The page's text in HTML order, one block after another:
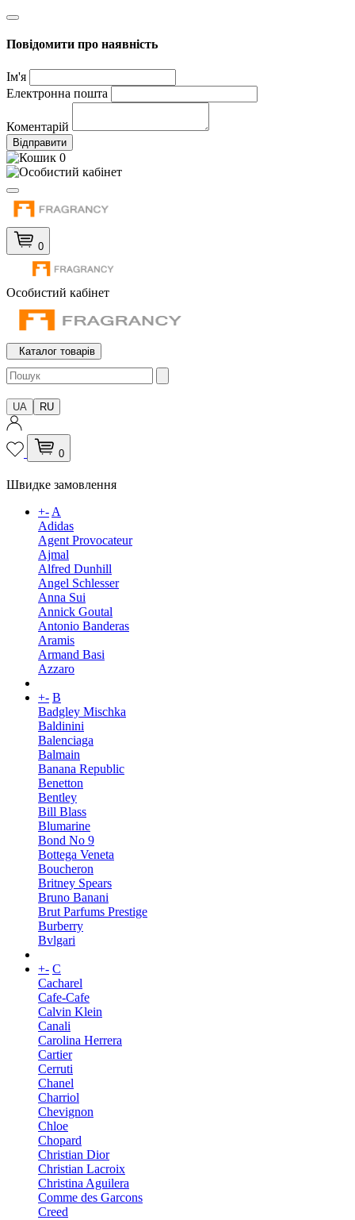
Повідомити про наявність
Ім'я
Електронна пошта
Коментарій
Відправити
0
0
Особистий кабінет
Каталог товарів
UA RU
0
Швидке замовлення
+-A
Adidas
Agent Provocateur
Ajmal
Alfred Dunhill
Angel Schlesser
Anna Sui
Annick Goutal
Antonio Banderas
Aramis
Armand Basi
Azzaro
+- B
Badgley Mischka
Baldinini
Balenciaga
Balmain
Banana Republic
Benetton
Bentley
Bill Blass
Blumarine
Bond No 9
Bottega Veneta
Boucheron
Britney Spears
Bruno Banani
Brut Parfums Prestige
Burberry
Bvlgari
+- C
Cacharel
Cafe-Cafe
Calvin Klein
Canali
Carolina Herrera
Cartier
Cerruti
Chanel
Charriol
Chevignon
Chloe
Chopard
Christian Dior
Christian Lacroix
Christina Aguilera
Comme des Garcons
Creed